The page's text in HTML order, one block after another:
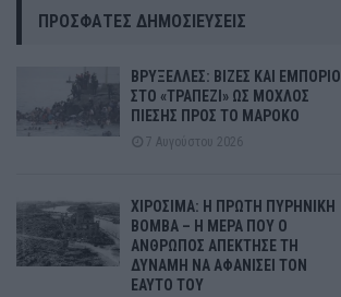
ΠΡΌΣΦΑΤΕΣ ΔΗΜΟΣΙΕΎΣΕΙΣ
ΒΡΥΞΕΛΛΕΣ: ΒΙΖΕΣ ΚΑΙ ΕΜΠΟΡΙΟ
ΣΤΟ «ΤΡΑΠΕΖΙ» ΩΣ ΜΟΧΛΟΣ
ΠΙΕΣΗΣ ΠΡΟΣ ΤΟ ΜΑΡΟΚΟ
7 Αυγούστου 2026
ΧΙΡΟΣΙΜΑ: Η ΠΡΩΤΗ ΠΥΡΗΝΙΚΗ
ΒΟΜΒΑ – Η ΜΕΡΑ ΠΟΥ Ο
ΑΝΘΡΩΠΟΣ ΑΠΕΚΤΗΣΕ ΤΗ
ΔΥΝΑΜΗ ΝΑ ΑΦΑΝΙΣΕΙ ΤΟΝ
ΕΑΥΤΟ ΤΟΥ